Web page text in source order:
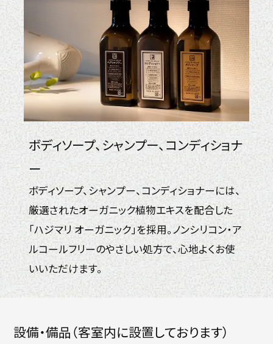
ボディソープ、シャンプー、コンディショナ
ー
ボディソープ、シャンプー、コンディショナーには、
厳選されたオーガニック植物エキスを配合した
「ハジマリ オーガニック」を採用。ノンシリコン・ア
ルコールフリーのやさしい処方で、心地よくお使
いいただけます。
設備・備品（客室内に設置しております）